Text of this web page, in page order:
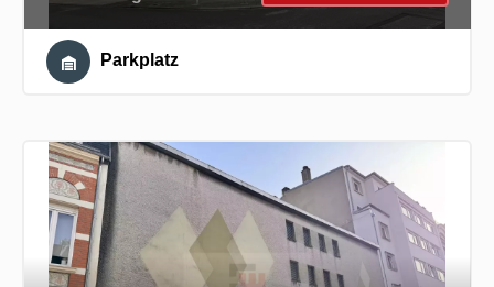
Parkplatz